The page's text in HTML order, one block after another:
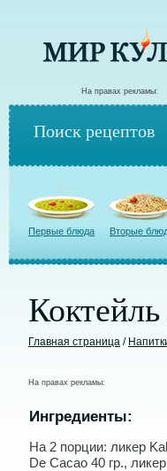
На правах рекламы:
Поиск рецептов
Первые блюда Вторые
Главная страница /
На правах рекламы:
Ингредиенты:
На 2 порции: ликер
De Cacao 40 гр.,